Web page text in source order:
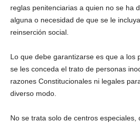
reglas penitenciarias a quien no se ha
alguna o necesidad de que se le
reinserción social.
Lo que debe garantizarse es que a los
se les conceda el trato de personas
razones Constitucionales ni legales
diverso modo.
No se trata solo de centros especiales,